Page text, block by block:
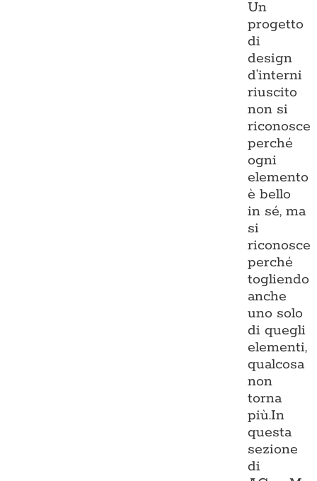
Un
progetto
di
design
d’interni
riuscito
non si
riconosce
perché
ogni
elemento
è bello
in sé, ma
si
riconosce
perché
togliendo
anche
uno solo
di quegli
elementi,
qualcosa
non
torna
più.In
questa
sezione
di